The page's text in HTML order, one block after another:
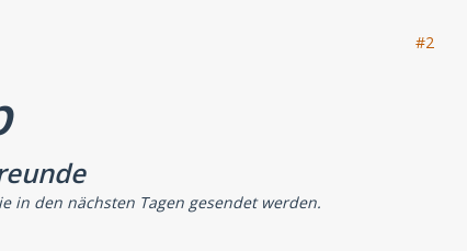
#2
in den nächsten Tagen gesendet werden.